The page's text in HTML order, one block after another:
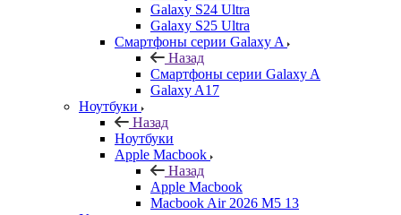
Galaxy S24 Ultra
Galaxy S25 Ultra
Смартфоны серии Galaxy A
Назад
Смартфоны серии Galaxy A
Galaxy A17
Ноутбуки
Назад
Ноутбуки
Apple Macbook
Назад
Apple Macbook
Macbook Air 2026 M5 13